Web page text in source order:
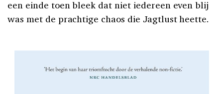
een einde toen bleek dat niet iedereen even blij
was met de prachtige chaos die Jagtlust heette.